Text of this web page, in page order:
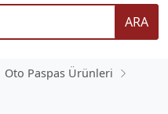
ARA
Oto Paspas Ürünleri